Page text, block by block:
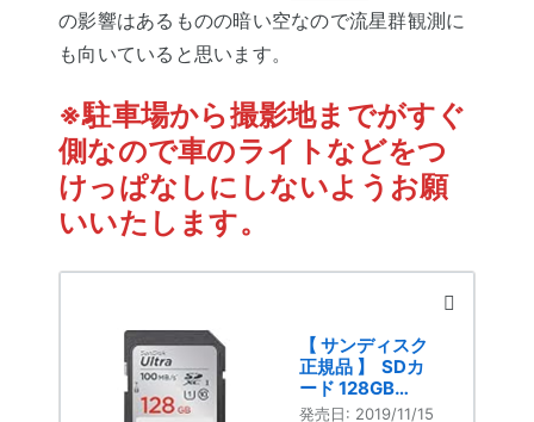
の影響はあるものの暗い空なので流星群観測に
も向いていると思います。
※駐車場から撮影地までがすぐ
側なので車のライトなどをつ
けっぱなしにしないようお願
いいたします。
【 サンディスク
正規品 】 SDカ
ード 128GB
SDXC Class10
発売日: 2019/11/15